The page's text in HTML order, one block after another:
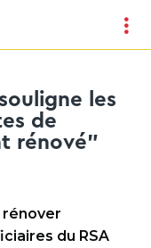
les
de
rénové"
rénover
du RSA